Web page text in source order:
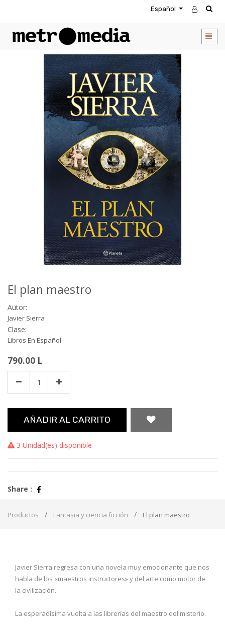
Español
El plan maestro
Autor:
Javier Sierra
Clase:
Libros En Español
790.00 L
AÑADIR AL CARRITO
3 Unidad(es) disponible
Share :
Productos Fantasia y ciencia ficción El plan maestro
Javier Sierra regresa con una novela muy emocionante que nos
habla de los «maestros instructores» y del arte como motor de
la civilización.
La esperadísima vuelta a las librerías del maestro del misterio.